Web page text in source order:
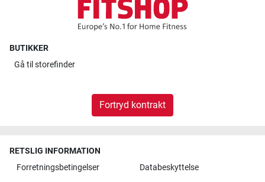
BUTIKKER
Gå til storefinder
Fortryd kontrakt
RETSLIG INFORMATION
Forretningsbetingelser
Databeskyttelse